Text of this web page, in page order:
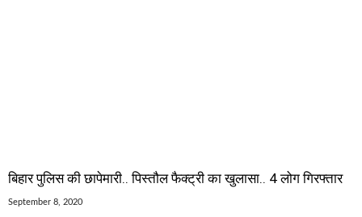
बिहार पुलिस की छापेमारी.. पिस्तौल फैक्ट्री का खुलासा.. 4 लोग गिरफ्तार
September 8, 2020